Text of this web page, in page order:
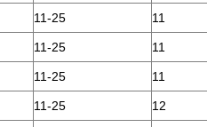
11-25 11
11-25 11
11-25 11
11-25 12